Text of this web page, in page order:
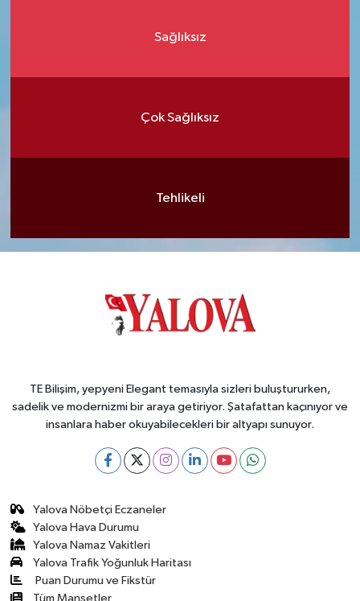
Sağlıksız
Çok Sağlıksız
Tehlikeli
TE Bilişim, yepyeni Elegant temasıyla sizleri buluştururken,
sadelik ve modernizmi bir araya getiriyor. Şatafattan kaçınıyor ve
insanlara haber okuyabilecekleri bir altyapı sunuyor.
Yalova Nöbetçi Eczaneler
Yalova Hava Durumu
Yalova Namaz Vakitleri
Yalova Trafik Yoğunluk Haritası
Puan Durumu ve Fikstür
Tüm Manşetler